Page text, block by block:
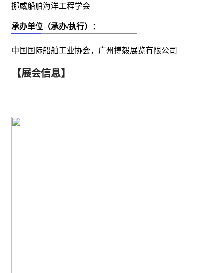
挪威船舶海洋工程学会
承办单位（承办/执行）：
中国国际船舶工业协会，广州搏毅展览有限公司
【展会信息】